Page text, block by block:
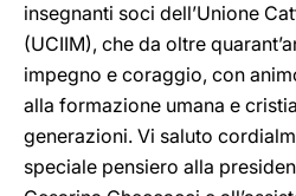
insegnanti soci dell’Unione
(UCIIM), che da oltre
impegno e coraggio, con
alla formazione umana e
generazioni. Vi saluto
speciale pensiero alla